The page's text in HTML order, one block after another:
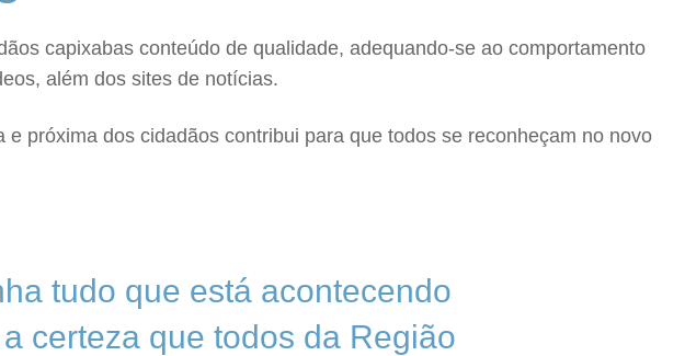
capixabas conteúdo de qualidade, adequando-se ao comportamento
além dos sites de notícias.
próxima dos cidadãos contribui para que todos se reconheçam no novo
tudo que está acontecendo
certeza que todos da Região